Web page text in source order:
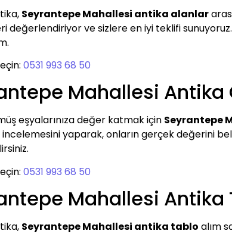
Seyrantepe Mahallesi antika alanlar
değerlendiriyor ve sizlere en iyi teklifi
0531 993 68 50
Mahallesi Antika
eşyalarınıza değer katmak için Seyrantepe
yaparak, onların gerçek değerini
0531 993 68 50
Mahallesi Antika
Seyrantepe Mahallesi antika tablo alım